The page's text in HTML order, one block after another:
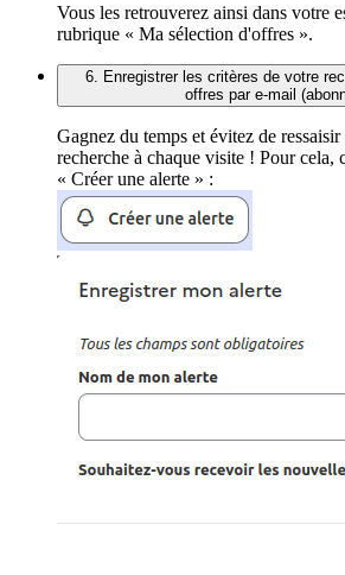
Vous les retrouverez ainsi dans votre
rubrique « Ma sélection d'offres ».
6. Enregistrer les critères de votre
offres par e-mail
Gagnez du temps et évitez de
recherche à chaque visite ! Pour cela,
« Créer une alerte » :